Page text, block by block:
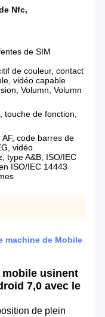
Nfc,
de SIM
de couleur, contact
vidéo capable
Volumn, Volumn
touche de fonction,
code barres de
vidéo.
type A&B, ISO/IEC
ISO/IEC 14443
machine de Mobile
mobile usinent
7,0 avec le
de plein